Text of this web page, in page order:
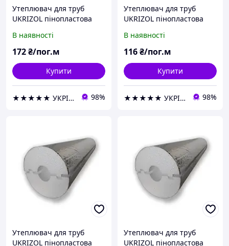
Утеплювач для труб
UKRIZOL пінопластова
фольгою
В наявності
172₴/пог.м
Купити
★★★★★ УКРІЗОЛ оптово-роздрібна компанія 98%
Утеплювач для труб
UKRIZOL пінопластова
фольгою
В наявності
116₴/пог.м
Купити
★★★★★ УКРІЗОЛ оптово-роздрібна компанія 98%
Утеплювач для труб
UKRIZOL пінопластова
Утеплювач для труб
UKRIZOL пінопластова